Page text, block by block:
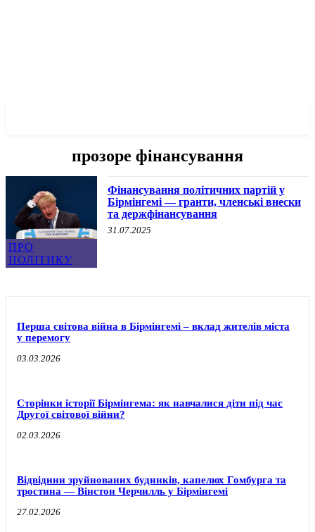
прозоре фінансування
ПРО
ПОЛІТИКУ
Фінансування політичних партій у
Бірмінгемі — гранти, членські внески
та держфінансування
31.07.2025
Перша світова війна в Бірмінгемі – вклад жителів міста
у перемогу
03.03.2026
Сторінки історії Бірмінгема: як навчалися діти під час
Другої світової війни?
02.03.2026
Відвідини зруйнованих будинків, капелюх Гомбурга та
тростина — Вінстон Черчилль у Бірмінгемі
27.02.2026